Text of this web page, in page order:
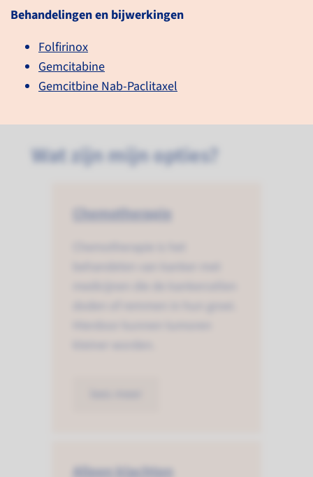
Behandelingen en bijwerkingen
Folfirinox
Gemcitabine
Gemcitbine Nab-Paclitaxel
gericht).
lees meer
Wat zijn mijn opties?
Chemotherapie
Alleen klachten